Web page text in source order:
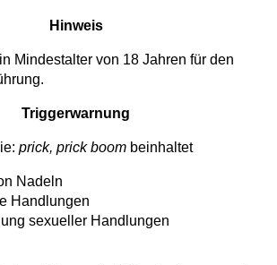
Hinweis
Mindestalter von 18 Jahren für den
Triggerwarnung
prick, prick boombeinhaltet
Nadeln
Handlungen
sexueller Handlungen